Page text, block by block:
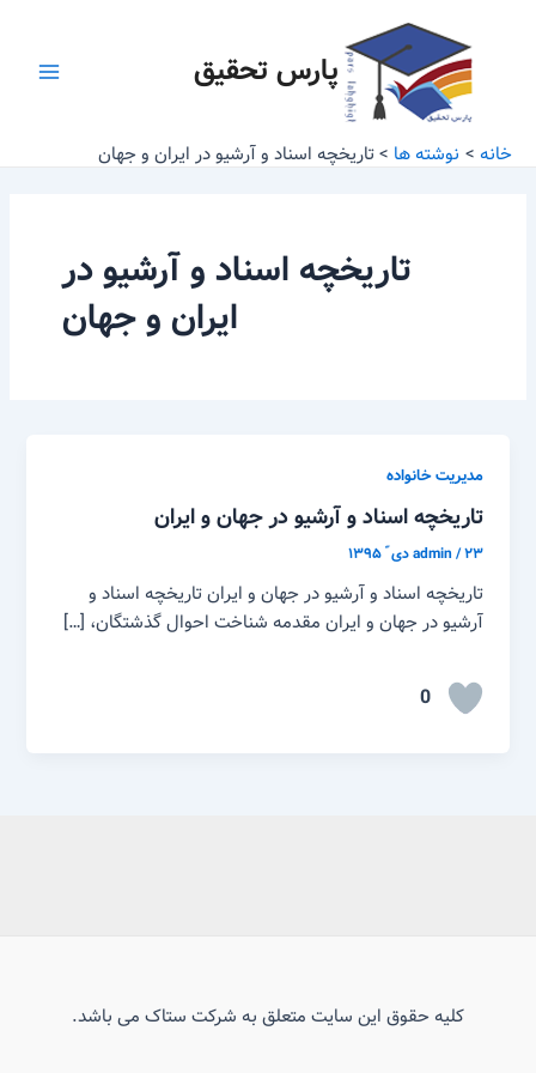
پارس تحقیق
خانه نوشته ها تاریخچه اسناد و آرشیو در ایران و جهان
تاریخچه اسناد و آرشیو در
ایران و جهان
مدیریت خانواده
تاریخچه اسناد و آرشیو در جهان و ایران
admin/۲۳ دی ّ ۱۳۹۵
تاریخچه اسناد و آرشیو در جهان و ایران تاریخچه اسناد و
آرشیو در جهان و ایران مقدمه شناخت احوال گذشتگان، […]
0
کلیه حقوق این سایت متعلق به شرکت ستاک می باشد.